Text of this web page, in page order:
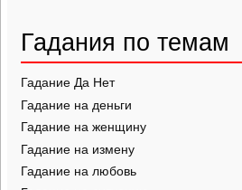
Гадания по темам
Гадание Да Нет
Гадание на деньги
Гадание на женщину
Гадание на измену
Гадание на любовь